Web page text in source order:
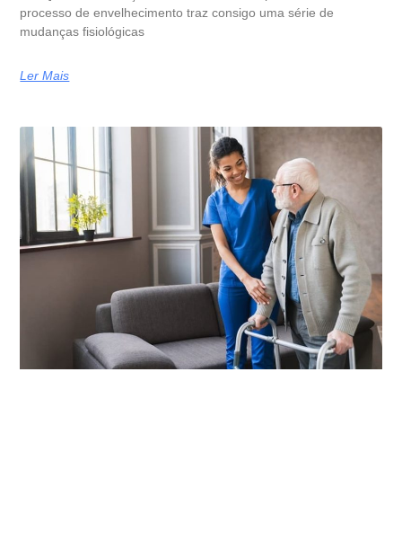
processo de envelhecimento traz consigo uma série de
mudanças fisiológicas
Ler Mais